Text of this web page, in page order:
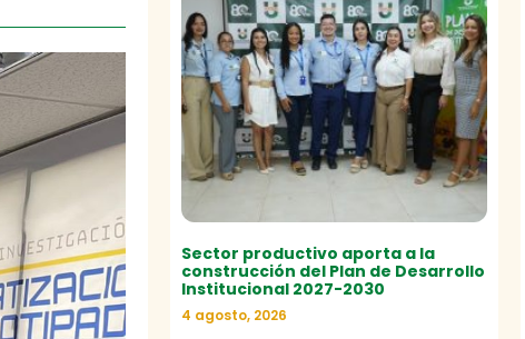
Sector productivo aporta a la
construcción del Plan de Desarrollo
Institucional 2027-2030
4 agosto, 2026